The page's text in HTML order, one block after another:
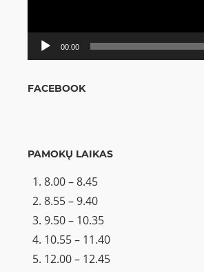
00:00
FACEBOOK
PAMOKŲ LAIKAS
8.00 – 8.45
8.55 – 9.40
9.50 – 10.35
10.55 – 11.40
12.00 – 12.45